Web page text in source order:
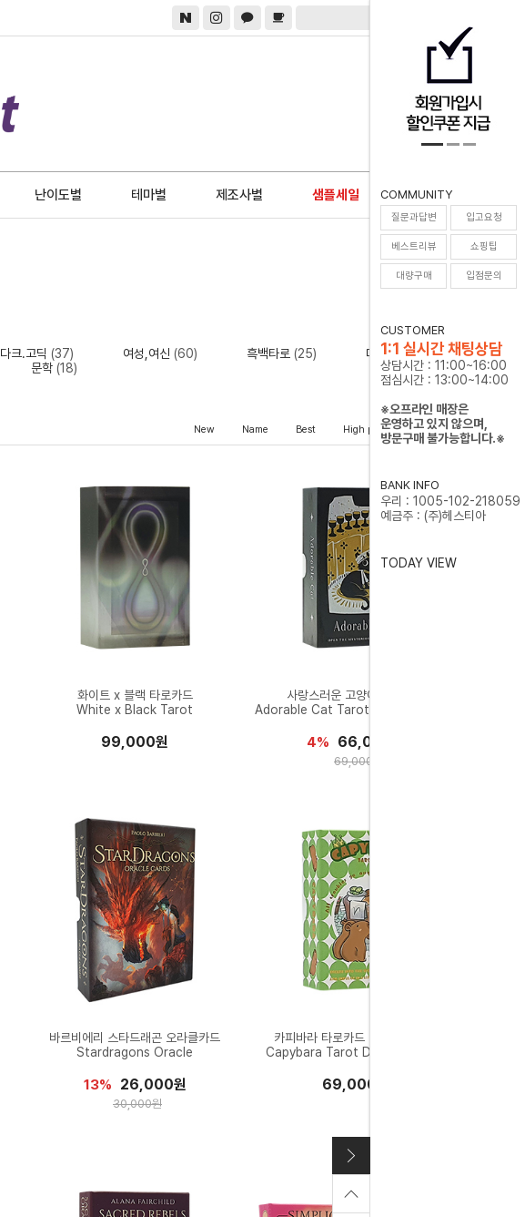
난이도별 테마별 제조사별 샘플세일 0
COMMUNITY
질문과답변 입고요청
베스트리뷰 쇼핑팁
대량구매 입점문의
CUSTOMER
1:1 실시간 채팅상담
상담시간 : 11:00~16:00
점심시간 : 13:00~14:00
※오프라인 매장은
운영하고 있지 않으며,
방문구매 불가능합니다.※
BANK INFO
우리 : 1005-102-218059
예금주 : (주)헤스티아
TODAY VIEW
Home>테마별
다크.고딕 (37) 여성,여신 (60) 흑백타로 (25) 다문화 (29)
문학 (18)
New Name Best High price Low price
화이트 x 블랙 타로카드
White x Black Tarot
99,000원
사랑스러운 고양이 타로카드
Adorable Cat Tarot Deluxe Edition
4% 66,000원
69,000원
바르비에리 스타드래곤 오라클카드
Stardragons Oracle
13% 26,000원
30,000원
카피바라 타로카드 디럭스 에디션
Capybara Tarot Deluxe Edition
69,000원